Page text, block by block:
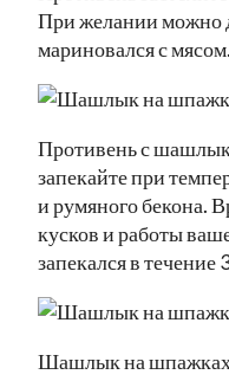
При желании можно
мариновался с мясом.
Противень с
запекайте при
и румяного бекона.
кусков и работы
запекался в течение
Шашлык на шпажках